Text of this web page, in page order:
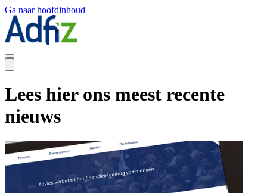
Ga naar hoofdinhoud
Lees hier ons meest recente
nieuws